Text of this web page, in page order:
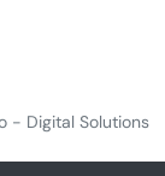
- Digital Solutions